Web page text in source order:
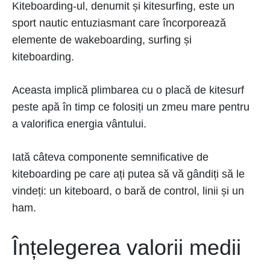
Kiteboarding-ul, denumit și kitesurfing, este un
sport nautic entuziasmant care încorporează
elemente de wakeboarding, surfing și
kiteboarding.
Aceasta implică plimbarea cu o placă de kitesurf
peste apă în timp ce folosiți un zmeu mare pentru
a valorifica energia vântului.
Iată câteva componente semnificative de
kiteboarding pe care ați putea să vă gândiți să le
vindeți: un kiteboard, o bară de control, linii și un
ham.
Înțelegerea valorii medii